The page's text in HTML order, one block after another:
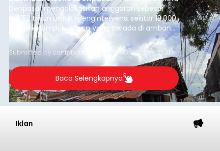
Denpasar mengalokasikan anggaran sebesar
Rp1,152 triliun untuk mengintervensi sekitar 18.000
warga kelompok rentan yang berada di ambang
garis kemiskinan. Langkah strategis ini diambil
guna menjaga masyarakat yang berada pada
kelompok desil 5 dan 6 tersebut agar tidak
merosot ke kategori miskin.
Submitted by contributor Thu, 08/06/2026 - 21:31
Baca Selengkapnya
Iklan